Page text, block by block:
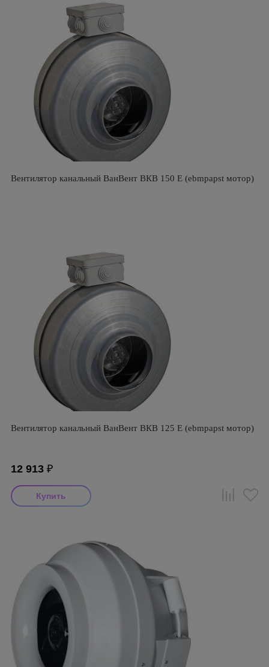
Вентилятор канальный ВанВент ВКВ 150 Е (ebmpapst мотор)
Вентилятор канальный ВанВент ВКВ 125 Е (ebmpapst мотор)
12 913 ₽